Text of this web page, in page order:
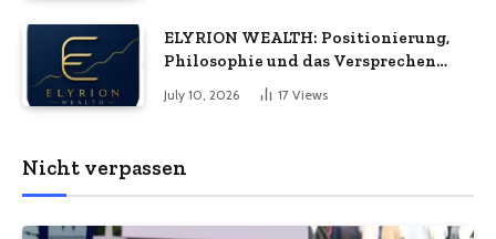
ELYRION WEALTH: Positionierung,
Philosophie und das Versprechen
langfristiger Stabilität
July 10, 2026 17 Views
Nicht verpassen